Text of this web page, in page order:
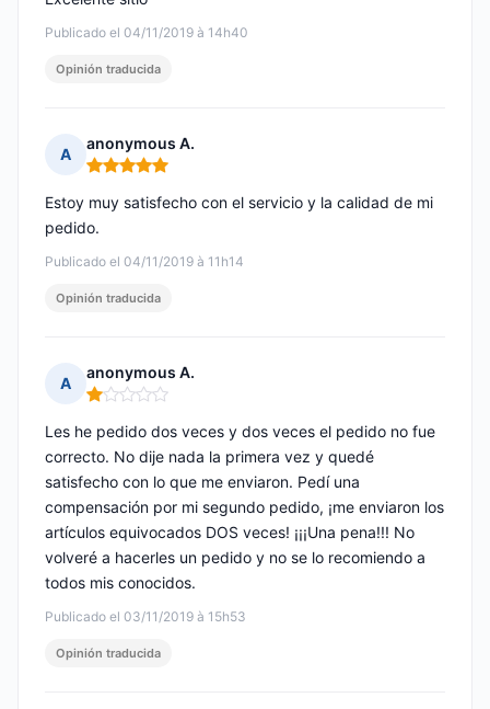
Publicado el 04/11/2019 à 14h40
Opinión traducida
A
anonymous A.
Nota: 5 de 5
Publicado el 04/11/2019 à 11h14
Estoy muy satisfecho con el servicio y la calidad de mi
pedido.
Opinión traducida
A
anonymous A.
Nota: 1 de 5
Publicado el 03/11/2019 à 15h53
Les he pedido dos veces y dos veces el pedido no fue
correcto. No dije nada la primera vez y quedé
satisfecho con lo que me enviaron. Pedí una
compensación por mi segundo pedido, ¡me enviaron los
artículos equivocados DOS veces! ¡¡¡Una pena!!! No
volveré a hacerles un pedido y no se lo recomiendo a
todos mis conocidos.
Opinión traducida